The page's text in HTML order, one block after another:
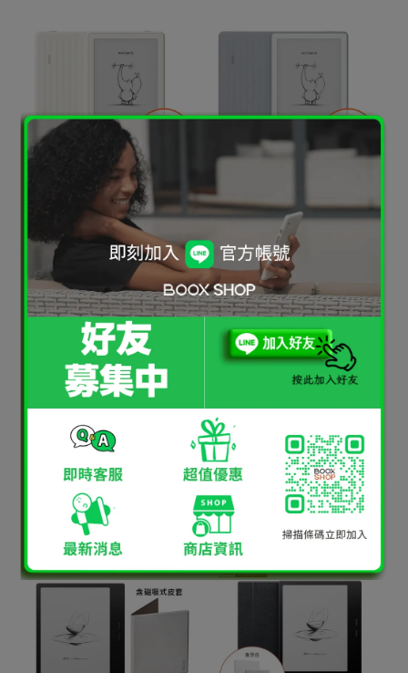
[新品現貨] BOOX Go 6
(Gen II) 貝殼白，含磁吸式
保護套
NT$6,180 NT$6,760
加入購物車
保護套
NT$6,180NT$6,760
加入購物車
[新品現貨] BOOX Go 6
(Gen II) 卡士達黃，含磁吸
式保護套
NT$6,180NT$6,760
加入購物車
BOOX Go 7 (象牙白)，含磁
吸式皮套
NT$7,980NT$8,760
加入購物車